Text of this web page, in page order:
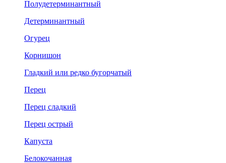
Полудетерминантный
Детерминантный
Огурец
Корнишон
Гладкий или редко бугорчатый
Перец
Перец сладкий
Перец острый
Капуста
Белокочанная